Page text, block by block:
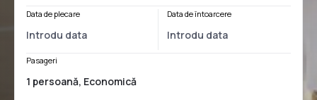
Data de plecare Data de întoarcere
Pasageri